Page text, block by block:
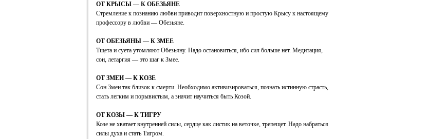
ОТ КРЫСЫ — К ОБЕЗЬЯНЕ
Стремление к познанию любви приводит поверхностную и простую Крысу к настоящему
профессору в любви — Обезьяне.
ОТ ОБЕЗЬЯНЫ — К ЗМЕЕ
Тщета и суета утомляют Обезьяну. Надо остановиться, ибо сил больше нет. Медитация,
сон, летаргия — это шаг к Змее.
ОТ ЗМЕИ — К КОЗЕ
Сон Змеи так близок к смерти. Необходимо активизироваться, познать истинную страсть,
стать легким и порывистым, а значит научиться быть Козой.
ОТ КОЗЫ — К ТИГРУ
Козе не хватает внутренней силы, сердце как листик на веточке, трепещет. Надо набраться
силы духа и стать Тигром.